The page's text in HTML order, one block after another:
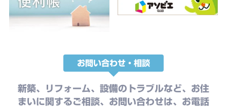
お問い合わせ・相談
新築、リフォーム、設備のトラブルなど、お住
まいに関するご相談、お問い合わせは、お電話